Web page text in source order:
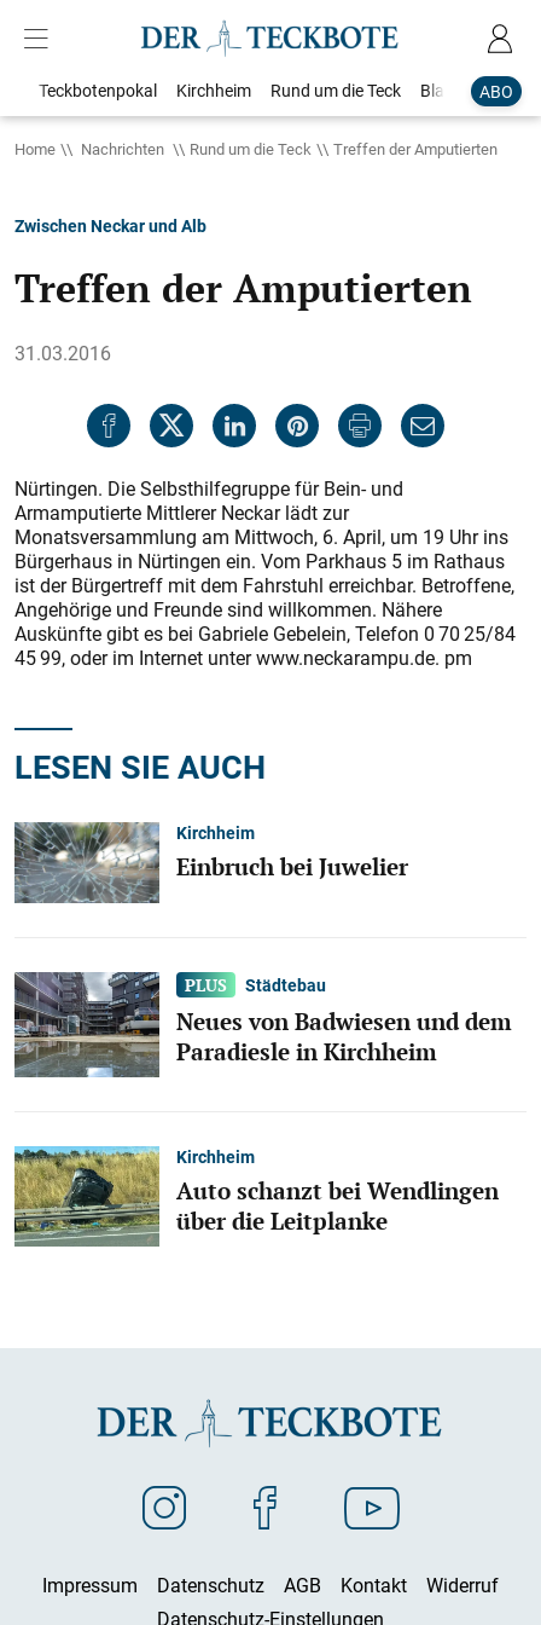
ABO
Teckbotenpokal Kirchheim Rund um die Teck Blaulicht
Home Nachrichten Rund um die Teck Treffen der Amputierten
Zwischen Neckar und Alb
Treffen der Amputierten
31.03.2016
Nürtingen. Die Selbsthilfegruppe für Bein- und
Armamputierte Mittlerer Neckar lädt zur
Monatsversammlung am Mittwoch, 6. April, um 19 Uhr ins
Bürgerhaus in Nürtingen ein. Vom Parkhaus 5 im Rathaus
ist der Bürgertreff mit dem Fahrstuhl erreichbar. Betroffene,
Angehörige und Freunde sind willkommen. Nähere
Auskünfte gibt es bei Gabriele Gebelein, Telefon 0 70 25/84
45 99, oder im Internet unter www.neckarampu.de. pm
LESEN SIE AUCH
Kirchheim
Einbruch bei Juwelier
Städtebau
Neues von Badwiesen und dem
Paradiesle in Kirchheim
Kirchheim
Auto schanzt bei Wendlingen
über die Leitplanke
Impressum Datenschutz AGB Kontakt
Widerruf
Datenschutz-Einstellungen